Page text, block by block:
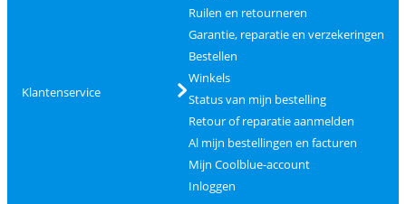
Klantenservice
Ruilen en retourneren
Garantie, reparatie en verzekeringen
Bestellen
Winkels
Status van mijn bestelling
Retour of reparatie aanmelden
Al mijn bestellingen en facturen
Mijn Coolblue-account
Inloggen